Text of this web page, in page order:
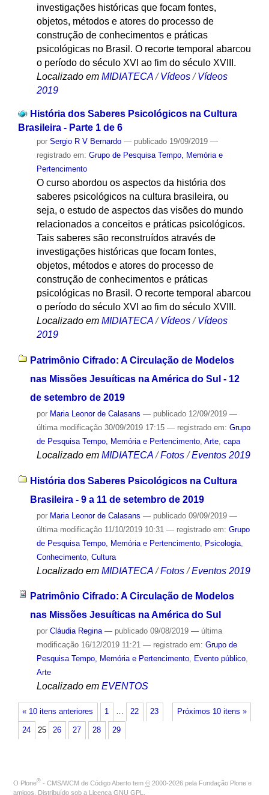
investigações históricas que focam fontes,
objetos, métodos e atores do processo de
construção de conhecimentos e práticas
psicológicas no Brasil. O recorte temporal abarcou
o período do século XVI ao fim do século XVIII.
Localizado em MIDIATECA / Vídeos / Vídeos
2019
História dos Saberes Psicológicos na Cultura
Brasileira - Parte 1 de 6
por Sergio R V Bernardo — publicado19/09/2019 —
registrado em: Grupo de Pesquisa Tempo, Memória e
Pertencimento
O curso abordou os aspectos da história dos
saberes psicológicos na cultura brasileira, ou
seja, o estudo de aspectos das visões do mundo
relacionados a conceitos e práticas psicológicos.
Tais saberes são reconstruídos através de
investigações históricas que focam fontes,
objetos, métodos e atores do processo de
construção de conhecimentos e práticas
psicológicas no Brasil. O recorte temporal abarcou
o período do século XVI ao fim do século XVIII.
Localizado em MIDIATECA /Vídeos /Vídeos
2019
Patrimônio Cifrado: A Circulação de Modelos
nas Missões Jesuíticas na América do Sul - 12
de setembro de 2019
por Maria Leonor de Calasans — publicado12/09/2019 —
última modificação30/09/2019 17:15 — registrado em: Grupo
de Pesquisa Tempo, Memória e Pertencimento, Arte, capa
Localizado em MIDIATECA /Fotos /Eventos 2019
História dos Saberes Psicológicos na Cultura
Brasileira - 9 a 11 de setembro de 2019
por Maria Leonor de Calasans — publicado09/09/2019 —
última modificação11/10/2019 10:31 — registrado em: Grupo
de Pesquisa Tempo, Memória e Pertencimento, Psicologia,
Conhecimento, Cultura
Localizado em MIDIATECA /Fotos /Eventos 2019
Patrimônio Cifrado: A Circulação de Modelos
nas Missões Jesuíticas na América do Sul
por Cláudia Regina — publicado09/08/2019 — última
modificação16/12/2019 11:21 — registrado em: Grupo de
Pesquisa Tempo, Memória e Pertencimento, Evento público,
Arte
Localizado em EVENTOS
« 10 itens anteriores Próximos 10 itens »
1 … 22 23
24 25 26 27 28 29
O Plone® - CMS/WCM de Código Aberto tem © 2000-2026 pela Fundação Plone e
amigos. Distribuído sob a Licença GNU GPL